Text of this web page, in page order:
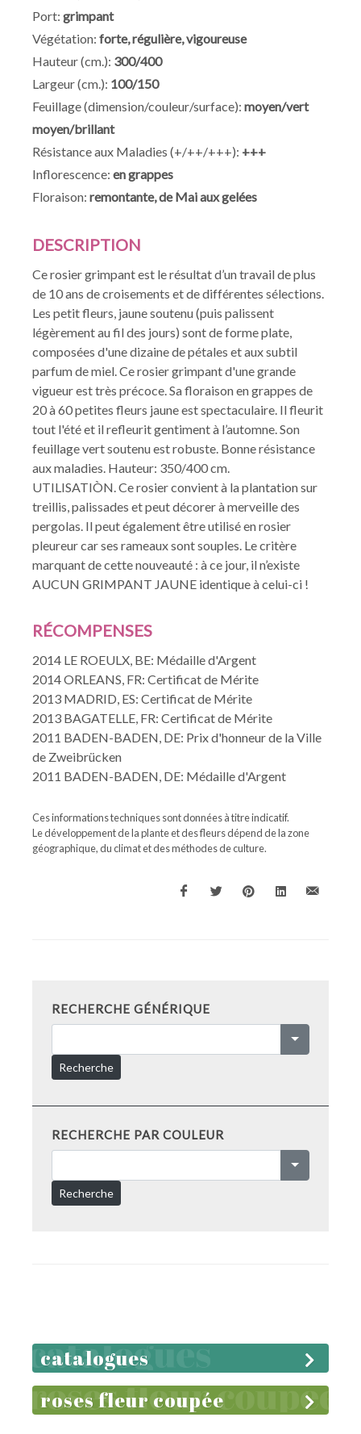
Port: grimpant
Végétation: forte, régulière, vigoureuse
Hauteur (cm.): 300/400
Largeur (cm.): 100/150
Feuillage (dimension/couleur/surface): moyen/vert
moyen/brillant
Résistance aux Maladies (+/++/+++): +++
Inflorescence: en grappes
Floraison: remontante, de Mai aux gelées
DESCRIPTION
Ce rosier grimpant est le résultat d’un travail de plus
de 10 ans de croisements et de différentes sélections.
Les petit fleurs, jaune soutenu (puis palissent
légèrement au fil des jours) sont de forme plate,
composées d'une dizaine de pétales et aux subtil
parfum de miel. Ce rosier grimpant d'une grande
vigueur est très précoce. Sa floraison en grappes de
20 à 60 petites fleurs jaune est spectaculaire. Il fleurit
tout l'été et il refleurit gentiment à l’automne. Son
feuillage vert soutenu est robuste. Bonne résistance
aux maladies. Hauteur: 350/400 cm.
UTILISATIÒN. Ce rosier convient à la plantation sur
treillis, palissades et peut décorer à merveille des
pergolas. Il peut également être utilisé en rosier
pleureur car ses rameaux sont souples. Le critère
marquant de cette nouveauté : à ce jour, il n’existe
AUCUN GRIMPANT JAUNE identique à celui-ci !
RÉCOMPENSES
2014 LE ROEULX, BE: Médaille d'Argent
2014 ORLEANS, FR: Certificat de Mérite
2013 MADRID, ES: Certificat de Mérite
2013 BAGATELLE, FR: Certificat de Mérite
2011 BADEN-BADEN, DE: Prix d'honneur de la Ville
de Zweibrücken
2011 BADEN-BADEN, DE: Médaille d'Argent
Ces informations techniques sont données à titre indicatif.
Le développement de la plante et des fleurs dépend de la zone
géographique, du climat et des méthodes de culture.
RECHERCHE GÉNÉRIQUE
Recherche
RECHERCHE PAR COULEUR
Recherche
catalogues
roses fleur coupée